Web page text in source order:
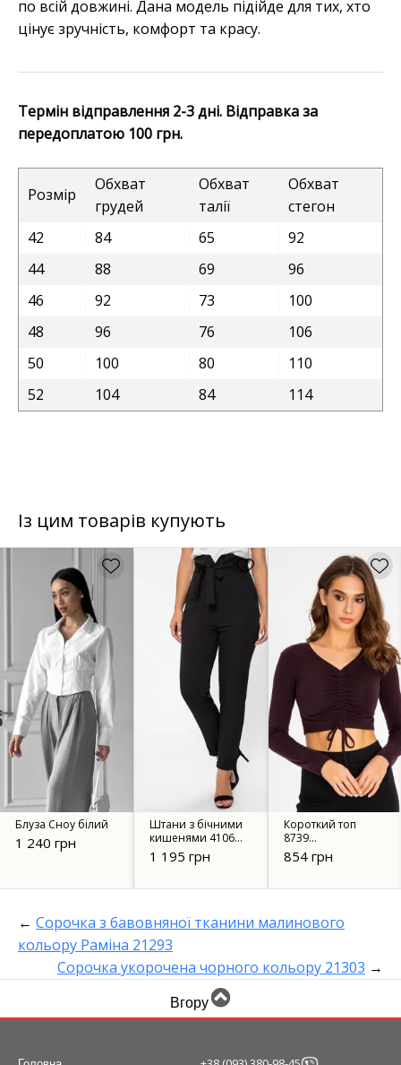
по всій довжині. Дана модель підійде для тих, хто
цінує зручність, комфорт та красу.
Термін відправлення 2-3 дні. Відправка за
передоплатою 100 грн.
Розмір
Обхват
грудей
Обхват
талії
Обхват
стегон
42
84 65
92
44
88 69
96
46
92 73
100
48
96 76
106
50
100 80
110
52
104 84 114
Із цим товарів купують
Блуза Сноу білий
1 240 грн
Штани з бічними
кишенями 4106
чорні
1 195 грн
Короткий топ
8739
шоколадний
854 грн
← Сорочка з бавовняної тканини малинового
кольору Раміна 21293
Сорочка укорочена чорного кольору 21303 →
Вгору